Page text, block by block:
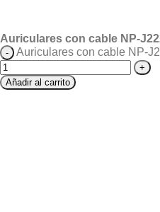
Auriculares con cable NP-
Auriculares con cable NP-
Añadir al carrito